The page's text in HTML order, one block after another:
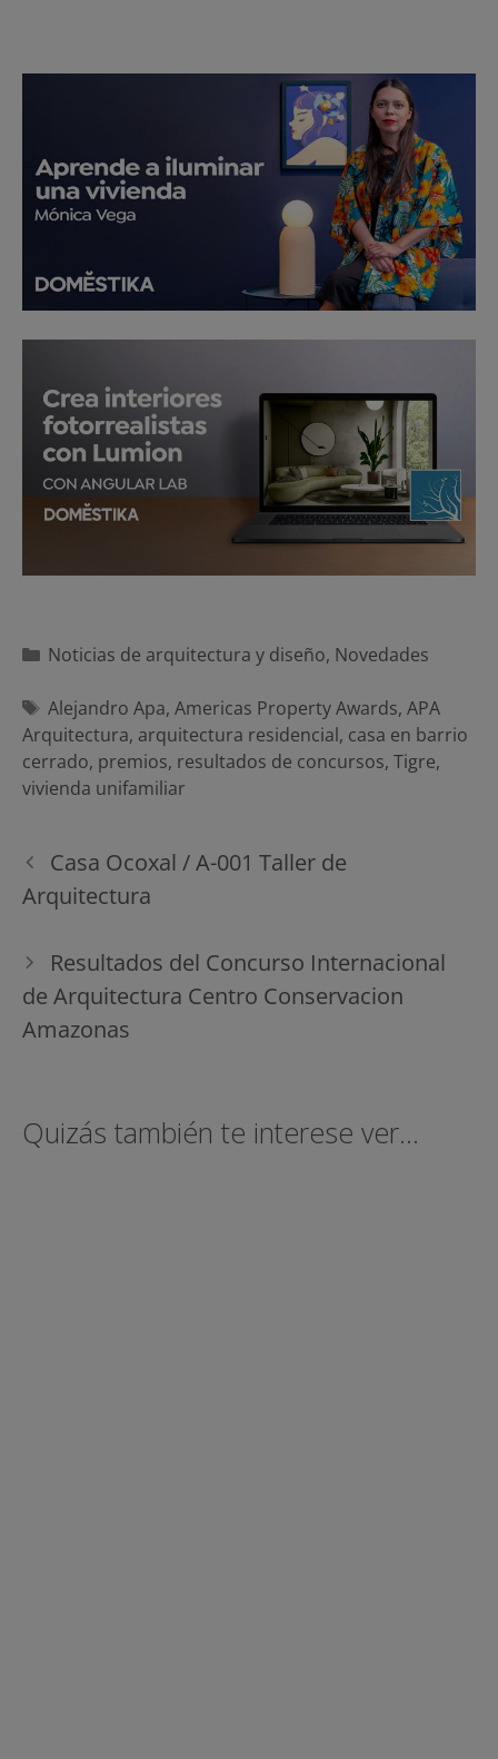
Categorías
Noticias de arquitectura y diseño, Novedades
Etiquetas
Alejandro Apa, Americas Property Awards, APA
Arquitectura, arquitectura residencial, casa en barrio
cerrado, premios, resultados de concursos, Tigre,
vivienda unifamiliar
Navegación
de
entradas
Casa Ocoxal / A-001 Taller de
Arquitectura
Resultados del Concurso Internacional
de Arquitectura Centro Conservacion
Amazonas
Quizás también te interese ver...